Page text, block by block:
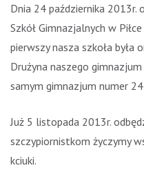
Dnia 24 października 2013r.
Szkół Gimnazjalnych w
pierwszy nasza szkoła
Drużyna naszego
samym gimnazjum numer
Już 5 listopada 2013r.
szczypiornistkom życzymy
kciuki.